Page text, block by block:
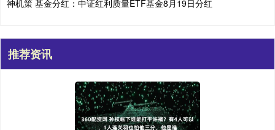
神机策 基金分红：中证红利质量ETF基金8月19日分红
推荐资讯